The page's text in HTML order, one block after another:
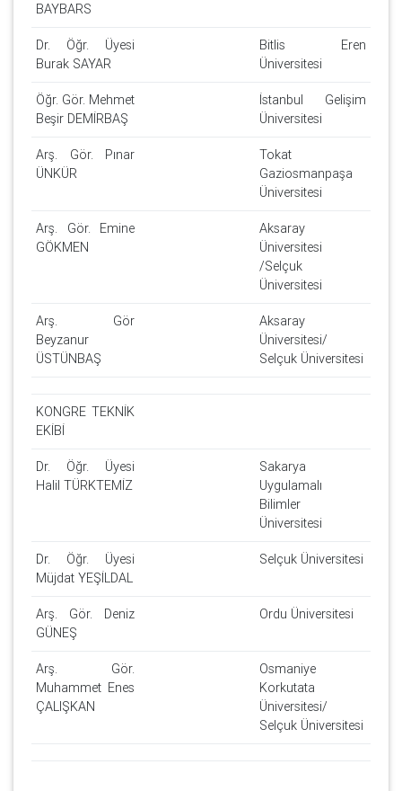
BAYBARS
Dr. Öğr. Üyesi
Burak SAYAR
Bitlis Eren
Üniversitesi
Öğr. Gör. Mehmet
Beşir DEMİRBAŞ
İstanbul Gelişim
Üniversitesi
Arş. Gör. Pınar
ÜNKÜR
Tokat
Gaziosmanpaşa
Üniversitesi
Arş. Gör. Emine
GÖKMEN
Aksaray
Üniversitesi
/Selçuk
Üniversitesi
Arş. Gör
Beyzanur
ÜSTÜNBAŞ
Aksaray
Üniversitesi/
Selçuk Üniversitesi
KONGRE TEKNİK
EKİBİ
Dr. Öğr. Üyesi
Halil TÜRKTEMİZ
Sakarya
Uygulamalı
Bilimler
Üniversitesi
Dr. Öğr. Üyesi
Müjdat YEŞİLDAL
Selçuk Üniversitesi
Arş. Gör. Deniz
GÜNEŞ
Ordu Üniversitesi
Arş. Gör.
Muhammet Enes
ÇALIŞKAN
Osmaniye
Korkutata
Üniversitesi/
Selçuk Üniversitesi